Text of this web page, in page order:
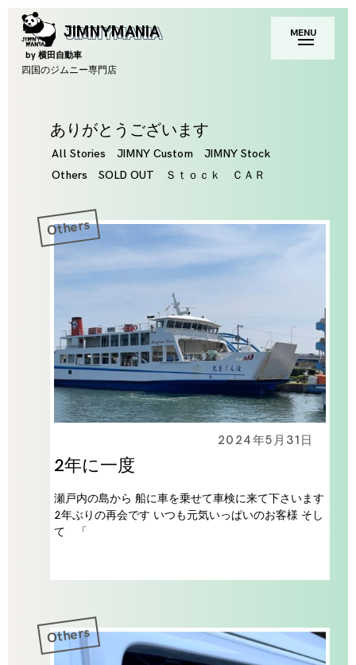
Skip
to
content
JIMNYMANIA
by 横田自動車
四国のジムニー専門店
toggle
open/close
sidebar
MENU
Tag
ありがとうございます
All Stories JIMNY Custom
JIMNY Stock
Others
SOLD OUT Ｓｔｏｃｋ ＣＡＲ
2024年5月31日
2年に一度
瀬戸内の島から 船に車を乗せて車検に来て下さいます
2年ぶりの再会です いつも元気いっぱいのお客様 そし
て 「
Others
Others